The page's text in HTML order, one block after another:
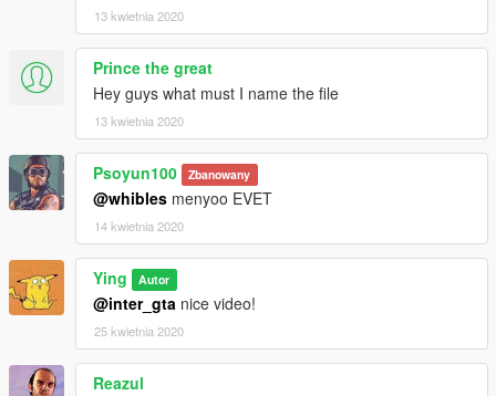
13 kwietnia 2020
Prince the great
Hey guys what must I name the file
13 kwietnia 2020
Psoyun100 Zbanowany
@whibles menyoo EVET
14 kwietnia 2020
Ying Autor
@inter_gta nice video!
25 kwietnia 2020
Reazul